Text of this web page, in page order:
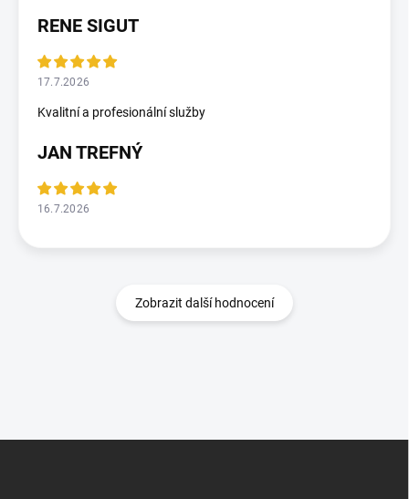
RENE SIGUT
17.7.2026
Kvalitní a profesionální služby
JAN TREFNÝ
16.7.2026
Zobrazit další hodnocení